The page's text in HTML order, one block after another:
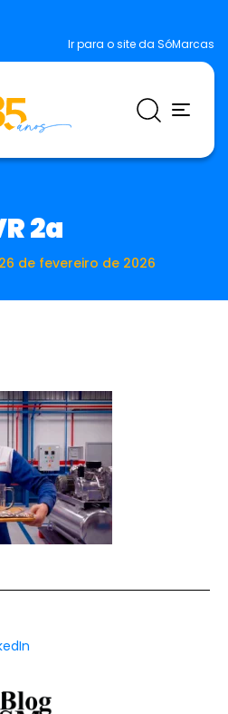
Ir para o site da SóMarcas
2a
26 de fevereiro de 2026